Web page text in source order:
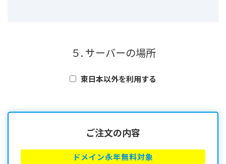
５. サーバーの場所
東日本以外を利用する
ご注文の内容
ドメイン永年無料対象